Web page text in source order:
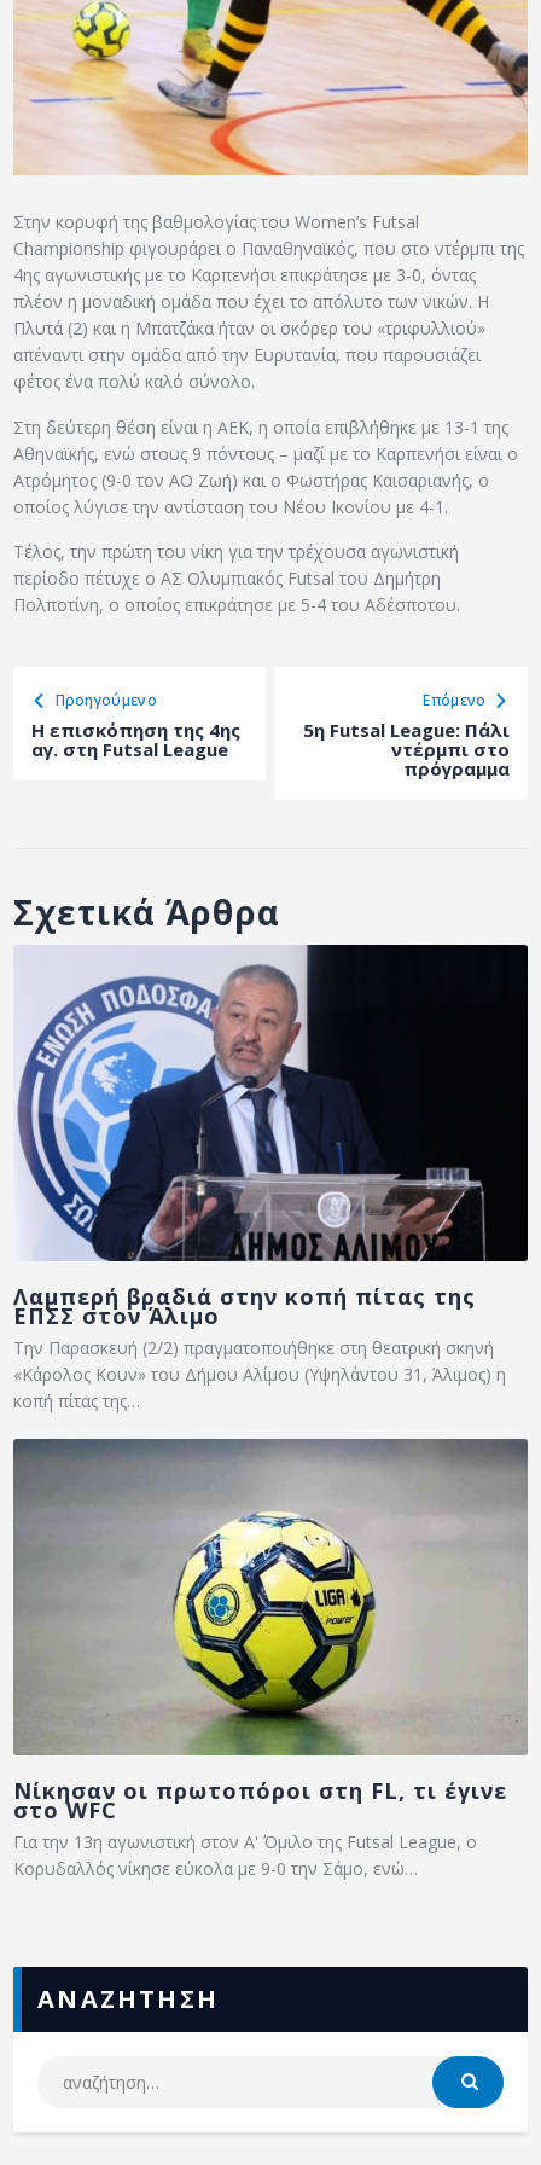
ΑΡΧΕΙΟ
ΕΠΙΚΟΙΝΩΝΙΑ
Στην κορυφή της βαθμολογίας του Women’s Futsal
Championship φιγουράρει ο Παναθηναϊκός, που στο ντέρμπι της
4ης αγωνιστικής με το Καρπενήσι επικράτησε με 3-0, όντας
πλέον η μοναδική ομάδα που έχει το απόλυτο των νικών. Η
Πλυτά (2) και η Μπατζάκα ήταν οι σκόρερ του «τριφυλλιού»
απέναντι στην ομάδα από την Ευρυτανία, που παρουσιάζει
φέτος ένα πολύ καλό σύνολο.
Στη δεύτερη θέση είναι η ΑΕΚ, η οποία επιβλήθηκε με 13-1 της
Αθηναϊκής, ενώ στους 9 πόντους – μαζί με το Καρπενήσι είναι ο
Ατρόμητος (9-0 τον ΑΟ Ζωή) και ο Φωστήρας Καισαριανής, ο
οποίος λύγισε την αντίσταση του Νέου Ικονίου με 4-1.
Τέλος, την πρώτη του νίκη για την τρέχουσα αγωνιστική
περίοδο πέτυχε ο ΑΣ Ολυμπιακός Futsal του Δημήτρη
Πολποτίνη, ο οποίος επικράτησε με 5-4 του Αδέσποτου.
Προηγούμενο
Η επισκόπηση της 4ης
αγ. στη Futsal League
Eπόμενο
5η Futsal League: Πάλι
ντέρμπι στο
πρόγραμμα
Σχετικά Άρθρα
Λαμπερή βραδιά στην κοπή πίτας της
ΕΠΣΣ στον Άλιμο
Την Παρασκευή (2/2) πραγματοποιήθηκε στη θεατρική σκηνή
«Κάρολος Κουν» του Δήμου Αλίμου (Υψηλάντου 31, Άλιμος) η
κοπή πίτας της…
Νίκησαν οι πρωτοπόροι στη FL, τι έγινε
στο WFC
Για την 13η αγωνιστική στον Α' Όμιλο της Futsal League, ο
Κορυδαλλός νίκησε εύκολα με 9-0 την Σάμο, ενώ…
ΑΝΑΖΗΤΗΣΗ